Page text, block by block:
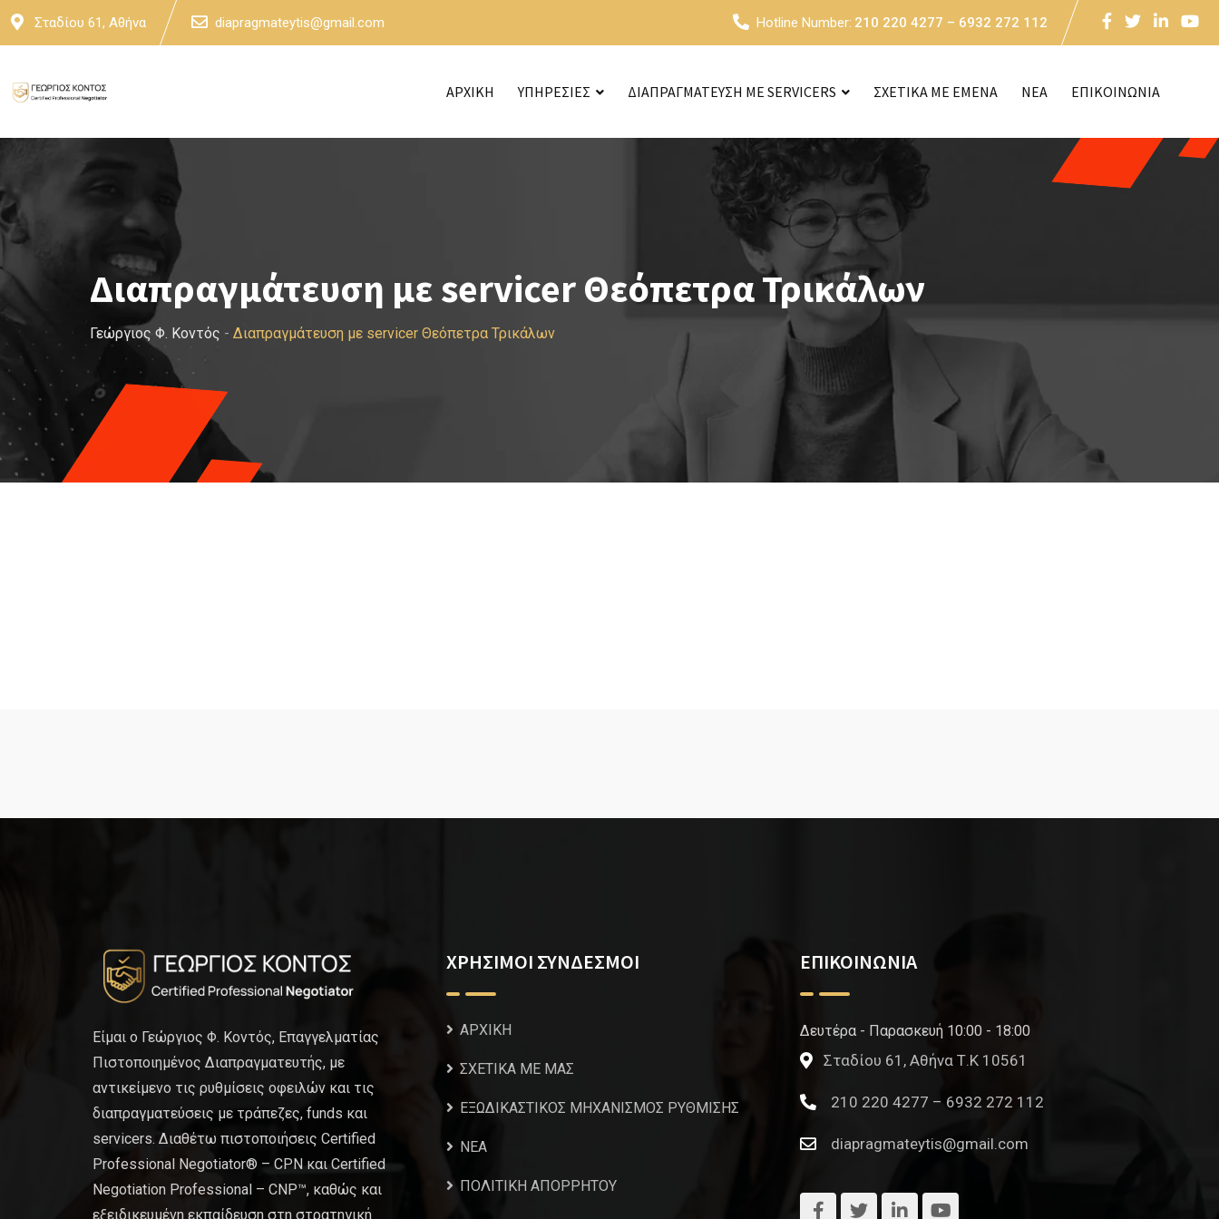
Skip
Σταδίου 61, Αθήνα diapragmateytis@gmail.com Hotline Number: 210 220 4277 – 6932 272 112
ΑΡΧΙΚΗ ΥΠΗΡΕΣΙΕΣ ΔΙΑΠΡΑΓΜΑΤΕΥΣΗ ΜΕ SERVICERS ΣΧΕΤΙΚΑ ΜΕ ΕΜΕΝΑ NEA ΕΠΙΚΟΙΝΩΝΙΑ
Διαπραγμάτευση με servicer Θεόπετρα Τρικάλων
Γεώργιος Φ. Κοντός - Διαπραγμάτευση με servicer Θεόπετρα Τρικάλων
Είμαι ο Γεώργιος Φ. Κοντός, Επαγγελματίας
Πιστοποιημένος Διαπραγματευτής, με
αντικείμενο τις ρυθμίσεις οφειλών και τις
διαπραγματεύσεις με τράπεζες, funds και
servicers. Διαθέτω πιστοποιήσεις Certified
Professional Negotiator® – CPN και Certified
Negotiation Professional – CNP™, καθώς και
εξειδικευμένη εκπαίδευση στη στρατηγική
ΧΡΗΣΙΜΟΙ ΣΥΝΔΕΣΜΟΙ
ΑΡΧΙΚΗ
ΣΧΕΤΙΚΑ ΜΕ ΜΑΣ
ΕΞΩΔΙΚΑΣΤΙΚΟΣ ΜΗΧΑΝΙΣΜΟΣ ΡΥΘΜΙΣΗΣ
NEA
ΠΟΛΙΤΙΚΗ ΑΠΟΡΡΗΤΟΥ
ΕΠΙΚΟΙΝΩΝΙΑ
Δευτέρα - Παρασκευή 10:00 - 18:00
Σταδίου 61, Αθήνα Τ.Κ 10561
210 220 4277 – 6932 272 112
diapragmateytis@gmail.com